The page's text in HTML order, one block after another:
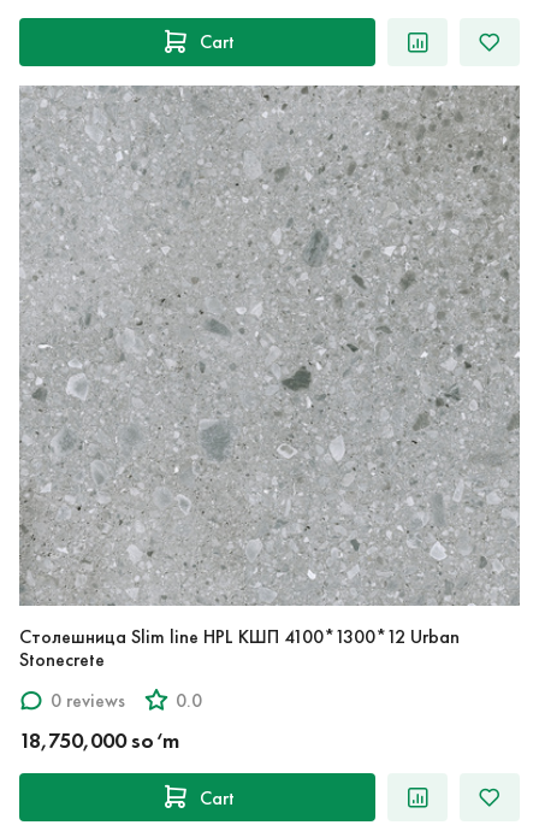
Cart
Столешница Slim line HPL КШП 4100*1300*12 Urban
Stonecrete
0 reviews
0.0
18,750,000 so‘m
Cart